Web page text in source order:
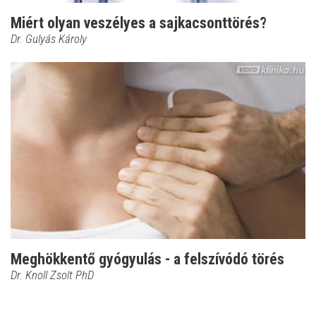
Miért olyan veszélyes a sajkacsonttörés?
Dr. Gulyás Károly
Meghökkentő gyógyulás - a felszívódó törés
Dr. Knoll Zsolt PhD